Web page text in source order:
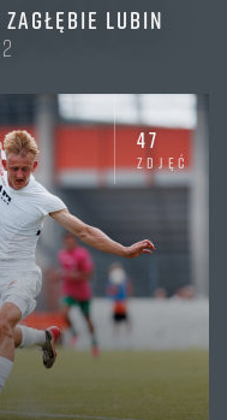
LUBIN
47
zdjęć